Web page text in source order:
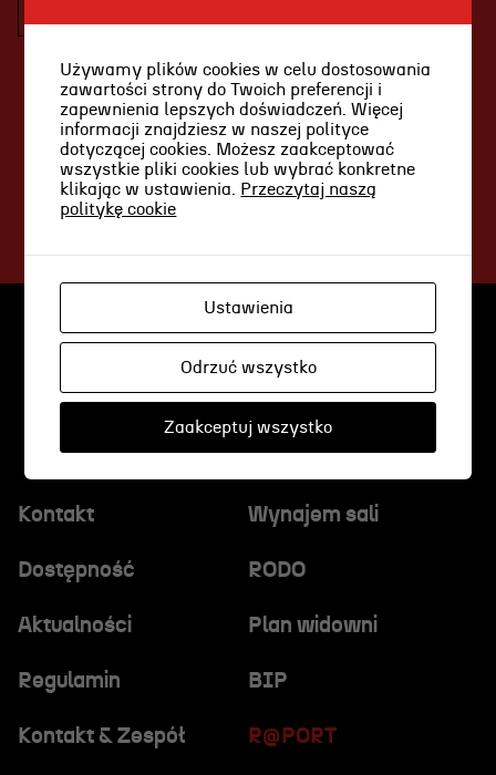
Historia teatru
Zespół artystyczny
Aktualności
Wynajem scen i spektakli
Spektakle wyjazdowe
Kontakt & Zespół
Edukacja
Wydarzenia
Polecamy
informacji drogą elektroniczną (w tym
produktów oraz działalności Teatru
Miejskiego im. Witolda Gombrowicza w
Gdyni, zgodnie z art. 10 ustawy z dnia 18
lipca 2002 r. o świadczeniu usług drogą
elektroniczną (tj. Dz.U. z 2017 r. poz. 1219),
zgodnie zpolityką prywatności
Kontakt Wynajem sali
Dostępność RODO
R@PORT
Aktualności Plan widowni
Regulamin BIP
Kontakt & Zespół
Używamy plików cookies w celu dostosowania
zawartości strony do Twoich preferencji i
zapewnienia lepszych doświadczeń. Więcej
informacji znajdziesz w naszej polityce
dotyczącej cookies. Możesz zaakceptować
wszystkie pliki cookies lub wybrać konkretne
klikając w ustawienia.
Przeczytaj naszą
politykę cookie
Ustawienia
Odrzuć wszystko
Zaakceptuj wszystko